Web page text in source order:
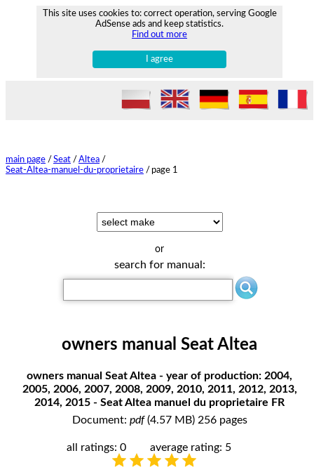
This site uses cookies to: correct operation, serving Google
AdSense ads and keep statistics.
Find out more
I agree
main page / Seat / Altea /
Seat-Altea-manuel-du-proprietaire / page 1
or
search for manual:
owners manual Seat Altea
owners manual Seat Altea - year of production: 2004,
2005, 2006, 2007, 2008, 2009, 2010, 2011, 2012, 2013,
2014, 2015 - Seat Altea manuel du proprietaire FR
Document: pdf(4.57 MB) 256 pages
all ratings: 0 average rating: 5